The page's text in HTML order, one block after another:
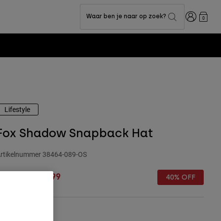
Waar ben je naar op zoek? Inloggen
0
Lifestyle
Shadow Snapback Hat
38464-089-OS
Price reduced from
€ 26,99 40% OFF